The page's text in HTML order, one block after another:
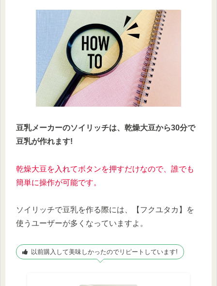
豆乳メーカーのソイリッチは、乾燥大豆から30分で
豆乳が作れます!
乾燥大豆を入れてボタンを押すだけなので、誰でも
簡単に操作が可能です。
ソイリッチで豆乳を作る際には、【フクユタカ】を
使うユーザーが多くなっていますよ。
以前購入して美味しかったのでリピートしています!